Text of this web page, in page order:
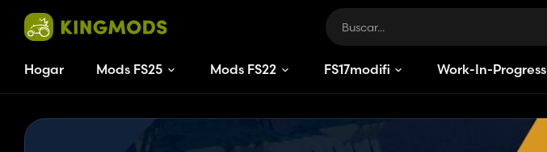
Hogar Mods FS25 Mods FS22 FS17modificacionesWork-In-Progress